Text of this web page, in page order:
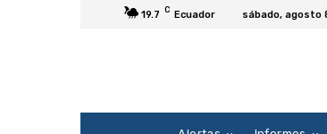
19.7 C Ecuador sábado, agosto